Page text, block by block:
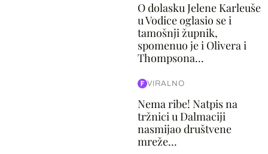
O dolasku Jelene Karleuše
u Vodice oglasio se i
tamošnji župnik,
spomenuo je i Olivera i
Thompsona...
VIRALNO
Nema ribe! Natpis na
tržnici u Dalmaciji
nasmijao društvene
mreže...